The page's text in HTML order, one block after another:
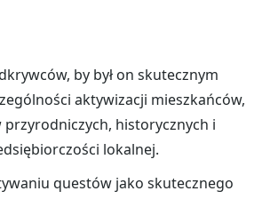
by był on skutecznym
aktywizacji mieszkańców,
historycznych i
lokalnej.
questów jako skutecznego